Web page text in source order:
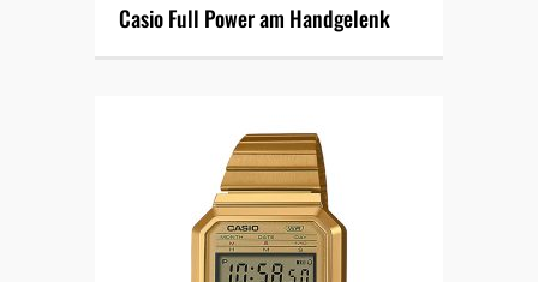
Casio Full Power am Handgelenk